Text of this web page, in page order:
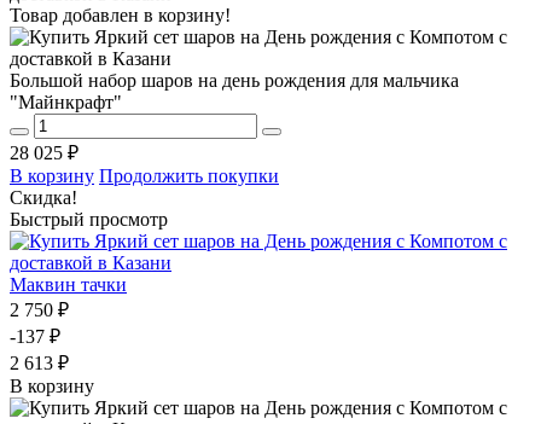
Товар добавлен в корзину!
Большой набор шаров на день рождения для мальчика
"Майнкрафт"
28 025 ₽
В корзину Продолжить покупки
Скидка!
Быстрый просмотр
Маквин тачки
2 750 ₽
-137 ₽
2 613 ₽
В корзину